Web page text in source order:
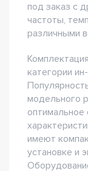
под заказ с
частоты,
различными
Комплектация
категории
модельного
оптимальное
имеют
установке и